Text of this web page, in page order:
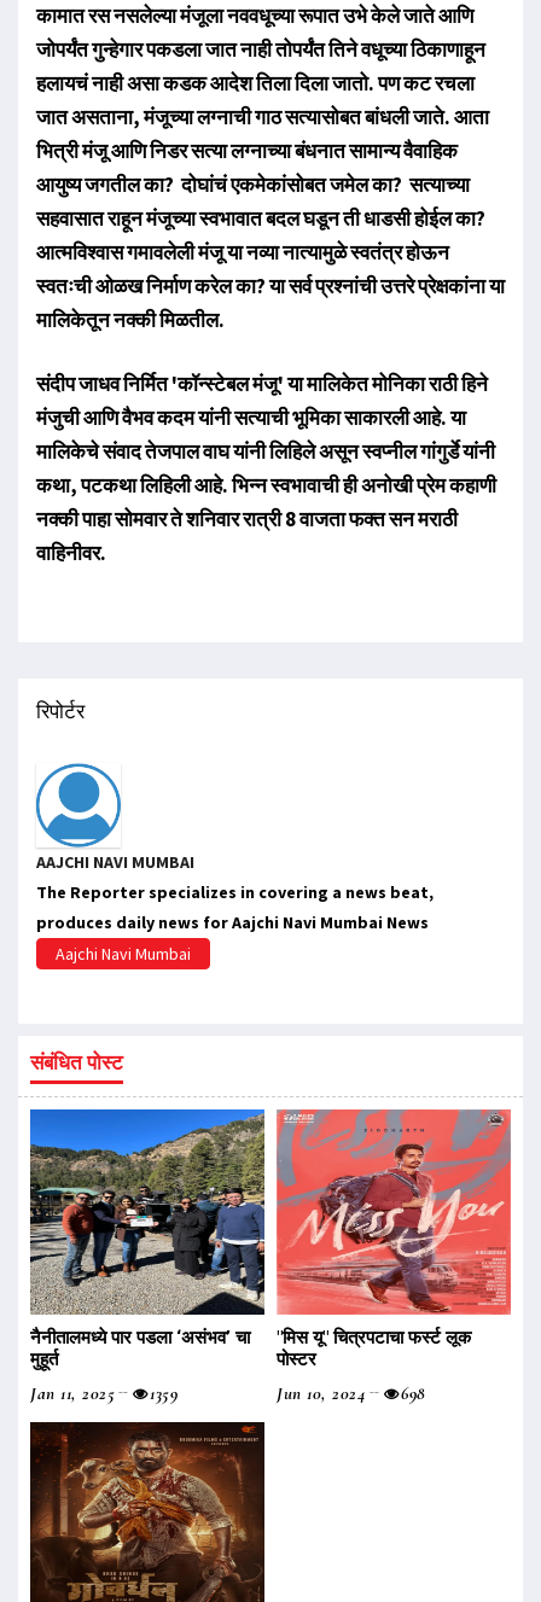
कामात रस नसलेल्या मंजूला नववधूच्या रूपात उभे केले जाते आणि
जोपर्यंत गुन्हेगार पकडला जात नाही तोपर्यंत तिने वधूच्या ठिकाणाहून
हलायचं नाही असा कडक आदेश तिला दिला जातो. पण कट रचला
जात असताना, मंजूच्या लग्नाची गाठ सत्यासोबत बांधली जाते. आता
भित्री मंजू आणि निडर सत्या लग्नाच्या बंधनात सामान्य वैवाहिक
आयुष्य जगतील का? दोघांचं एकमेकांसोबत जमेल का? सत्याच्या
सहवासात राहून मंजूच्या स्वभावात बदल घडून ती धाडसी होईल का?
आत्मविश्वास गमावलेली मंजू या नव्या नात्यामुळे स्वतंत्र होऊन
स्वतःची ओळख निर्माण करेल का? या सर्व प्रश्नांची उत्तरे प्रेक्षकांना या
मालिकेतून नक्की मिळतील.
संदीप जाधव निर्मित 'कॉन्स्टेबल मंजू' या मालिकेत मोनिका राठी हिने
मंजुची आणि वैभव कदम यांनी सत्याची भूमिका साकारली आहे. या
मालिकेचे संवाद तेजपाल वाघ यांनी लिहिले असून स्वप्नील गांगुर्डे यांनी
कथा, पटकथा लिहिली आहे. भिन्न स्वभावाची ही अनोखी प्रेम कहाणी
नक्की पाहा सोमवार ते शनिवार रात्री 8 वाजता फक्त सन मराठी
वाहिनीवर.
रिपोर्टर
AAJCHI NAVI MUMBAI
The Reporter specializes in covering a news beat,
produces daily news for Aajchi Navi Mumbai News
Aajchi Navi Mumbai
संबंधित पोस्ट
नैनीतालमध्ये पार पडला ‌‘असंभव‌’ चा
मुहूर्त
Jan 11, 2025
1359
"मिस यू" चित्रपटाचा फर्स्ट लूक
पोस्टर
Jun 10, 2024
698